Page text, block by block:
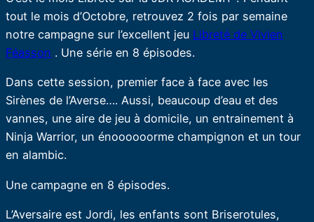
tout le mois d’Octobre, retrouvez 2 fois par semaine
notre campagne sur l’excellent jeu Libreté de Vivien
Féasson . Une série en 8 épisodes.
Dans cette session, premier face à face avec les
Sirènes de l’Averse…. Aussi, beaucoup d’eau et des
vannes, une aire de jeu à domicile, un entrainement à
Ninja Warrior, un énoooooorme champignon et un tour
en alambic.
Une campagne en 8 épisodes.
L’Aversaire est Jordi, les enfants sont Briserotules,